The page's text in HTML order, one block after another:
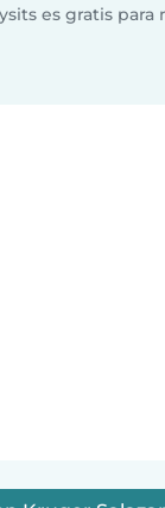
es gratis para